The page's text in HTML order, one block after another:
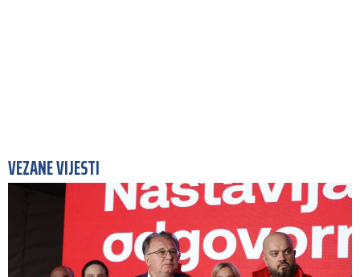
VEZANE VIJESTI